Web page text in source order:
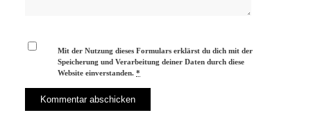
Mit der Nutzung dieses Formulars erklärst du dich mit der
Speicherung und Verarbeitung deiner Daten durch diese
Website einverstanden.*